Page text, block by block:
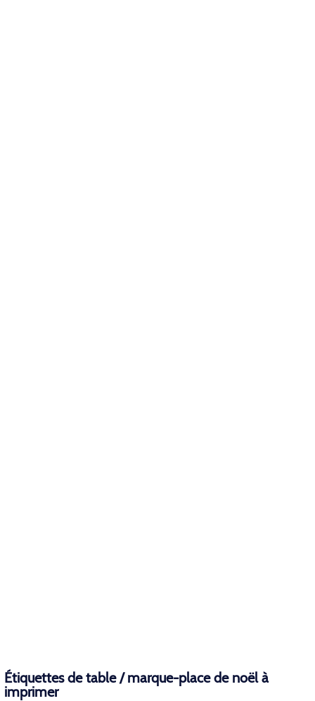
Étiquettes de table / marque-place de noël à
imprimer